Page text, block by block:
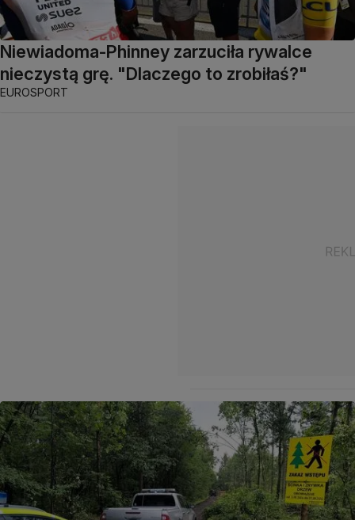
Niewiadoma-Phinney zarzuciła rywalce
nieczystą grę. "Dlaczego to zrobiłaś?"
EUROSPORT